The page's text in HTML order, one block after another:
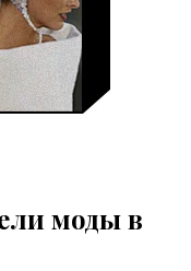
моды в